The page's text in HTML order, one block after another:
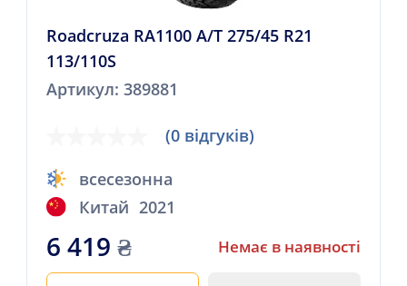
Roadcruza RA1100 A/T 275/45 R21
113/110S
Артикул: 389881
(0 відгуків)
всесезонна
Китай 2021
6 419 ₴ Немає в наявності